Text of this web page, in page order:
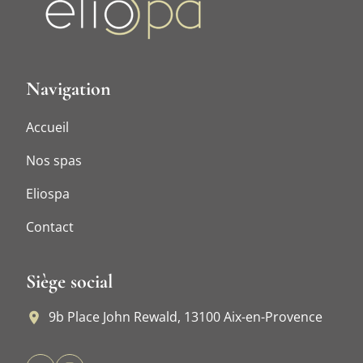
Navigation
Accueil
Nos spas
Eliospa
Contact
Siège social
9b Place John Rewald, 13100 Aix-en-Provence